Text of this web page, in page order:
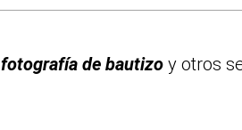
fotografía de bautizo y otros